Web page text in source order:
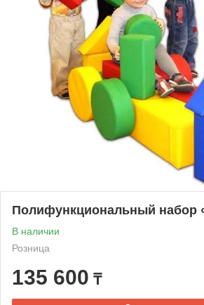
Полифункциональный набор
В наличии
Розница
135 600 ₸